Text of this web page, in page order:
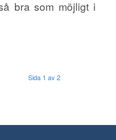
bra som möjligt i
Sida 1 av 2